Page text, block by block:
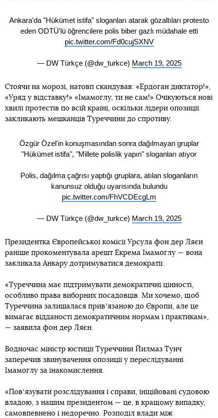
Ankara'da "Hükümet istifa" sloganları atarak gözaltıları protesto
eden ODTÜ'lü öğrencilere polis biber gazlı müdahale etti
pic.twitter.com/Fd0cujSXNV
— DW Türkçe (@dw_turkce) March 19, 2025
Стоячи на морозі, натовп скандував: «Ердоган диктатор!»,
«Уряд у відставку!» «Імамоглу, ти не сам!» Очікуються нові
хвилі протестів по всій країні, оскільки лідери опозиції
закликають мешканців Туреччини до спротиву.
Özgür Özel'in konuşmasından sonra dağılmayan gruplar
"Hükümet istifa", "Millete polislik yapın" sloganları atıyor
Polis, dağılma çağrısı yaptığı gruplara, atılan sloganların
kanunsuz olduğu uyarısında bulundu
pic.twitter.com/FhVCDEcgLm
— DW Türkçe (@dw_turkce) March 19, 2025
Президентка Європейської комісії Урсула фон дер Ляєн
раніше прокоментувала арешт Екрема Імамоглу — вона
закликала Анкару дотримуватися демократії.
«Туреччина має підтримувати демократичні цінності,
особливо права виборних посадовців. Ми хочемо, щоб
Туреччина залишалася привʼязаною до Європи, але це
вимагає відданості демократичним нормам і практикам»,
— заявила фон дер Ляєн.
Водночас міністр юстиції Туреччини Йилмаз Тунч
заперечив звинувачення опозиції у переслідуванні
Імамоглу за інакомислення.
«Повʼязувати розслідування і справи, ініційовані судовою
владою, з нашим президентом — це, в кращому випадку,
самовпевнено і недоречно. Розподіл влади між